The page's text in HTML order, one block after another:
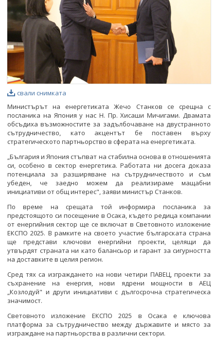
свали снимката
Министърът на енергетиката Жечо Станков се срещна с
посланика на Япония у нас Н. Пр. Хисаши Мичигами. Двамата
обсъдиха възможностите за задълбочаване на двустранното
сътрудничество, като акцентът бе поставен върху
стратегическото партньорство в сферата на енергетиката.
„България и Япония стъпват на стабилна основа в отношенията
си, особено в сектор енергетика. Работата ни досега доказа
потенциала за разширяване на сътрудничеството и съм
убеден, че заедно можем да реализираме мащабни
инициативи от общ интерес", заяви министър Станков.
По време на срещата той информира посланика за
предстоящото си посещение в Осака, където редица компании
от енергийния сектор ще се включат в Световното изложение
ЕКСПО 2025. В рамките на своето участие българската страна
ще представи ключови енергийни проекти, целящи да
утвърдят страната ни като балансьор и гарант за сигурността
на доставките в целия регион.
Сред тях са изграждането на нови четири ПАВЕЦ, проекти за
съхранение на енергия, нови ядрени мощности в АЕЦ
„Козлодуй" и други инициативи с дългосрочна стратегическа
значимост.
Световното изложение ЕКСПО 2025 в Осака е ключова
платформа за сътрудничество между държавите и място за
изграждане на партньорства в различни сектори.